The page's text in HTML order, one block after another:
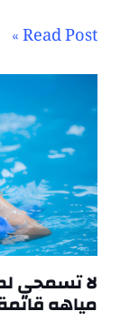
Read Post »
لا تسمحي
مياهه